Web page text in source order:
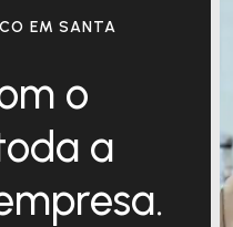
EM SANTA
o
a